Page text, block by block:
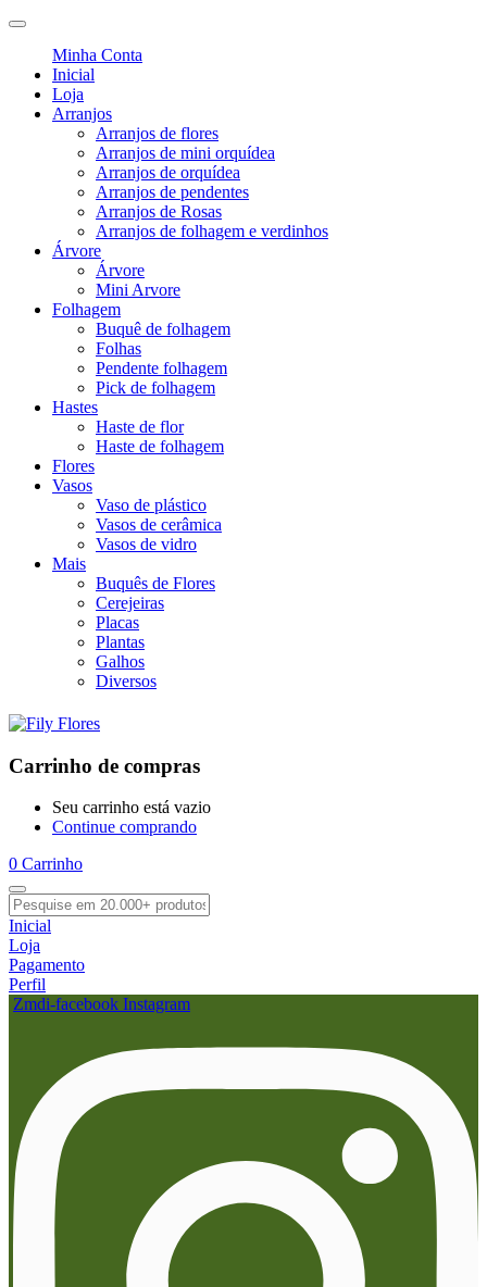
Minha Conta
Inicial
Loja
Arranjos
Arranjos de flores
Arranjos de mini orquídea
Arranjos de orquídea
Arranjos de pendentes
Arranjos de Rosas
Arranjos de folhagem e verdinhos
Árvore
Árvore
Mini Arvore
Folhagem
Buquê de folhagem
Folhas
Pendente folhagem
Pick de folhagem
Hastes
Haste de flor
Haste de folhagem
Flores
Vasos
Vaso de plástico
Vasos de cerâmica
Vasos de vidro
Mais
Buquês de Flores
Cerejeiras
Placas
Plantas
Galhos
Diversos
Carrinho de compras
Seu carrinho está vazio
Continue comprando
0 Carrinho
Inicial
Loja
Pagamento
Perfil
Zmdi-facebook Instagram